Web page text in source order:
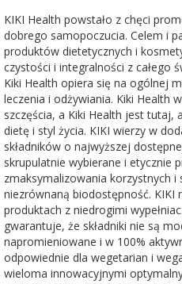
KIKI Health powstało z chęci
dobrego samopoczucia. Celem i
produktów dietetycznych i
czystości i integralności z całego
Kiki Health opiera się na ogólnej
leczenia i odżywiania. Kiki Health
szczęścia, a Kiki Health jest
dietę i styl życia. KIKI wierzy w
składników o najwyższej
skrupulatnie wybierane i etycznie
zmaksymalizowania korzystnych
niezrównaną biodostępność. KIKI
produktach z niedrogimi
gwarantuje, że składniki nie są
napromieniowane i w 100%
odpowiednie dla wegetarian i
wieloma innowacyjnymi